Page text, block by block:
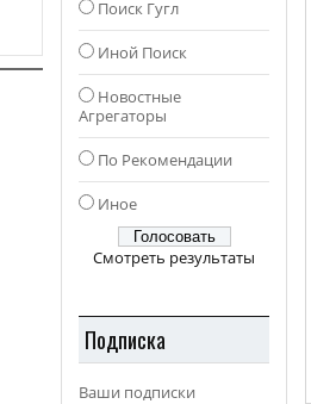
Поиск Гугл
Иной Поиск
Новостные
Агрегаторы
По Рекомендации
Иное
Смотреть результаты
Подписка
Ваши подписки